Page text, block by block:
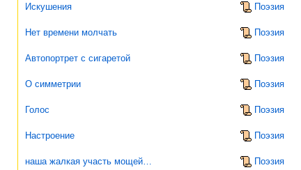
Искушения Поэзия
Нет времени молчать Поэзия
Автопортрет с сигаретой Поэзия
О симметрии Поэзия
Голос Поэзия
Настроение Поэзия
наша жалкая участь мощей… Поэзия